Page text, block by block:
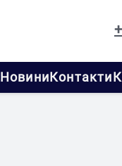
НовиниКонтакти